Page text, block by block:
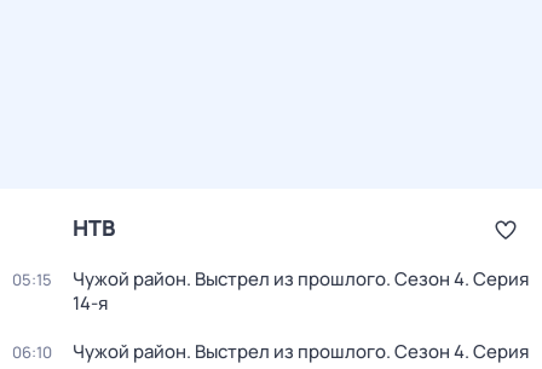
НТВ
05:15 Чужой район. Выстрел из прошлого. Сезон 4. Серия
14-я
06:10 Чужой район. Выстрел из прошлого. Сезон 4. Серия